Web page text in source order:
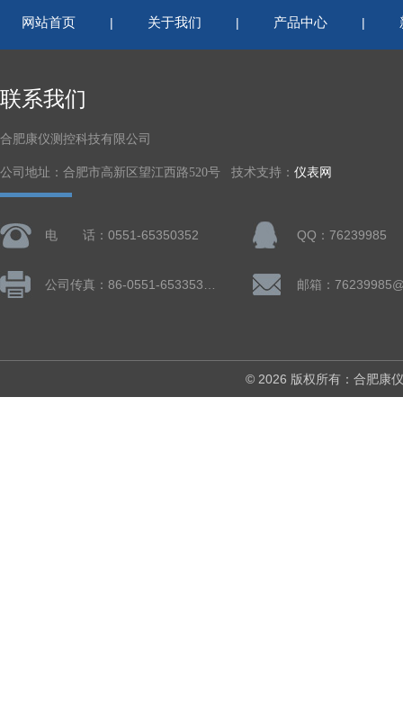
网站首页 | 关于我们 | 产品中心 |
联系我们
合肥康仪测控科技有限公司
公司地址：合肥市高新区望江西路520号 技术支持： 仪表网
电 话：0551-65350352 QQ：76239985
公司传真：86-0551-65335324 邮箱：
© 2026 版权所有：合肥康